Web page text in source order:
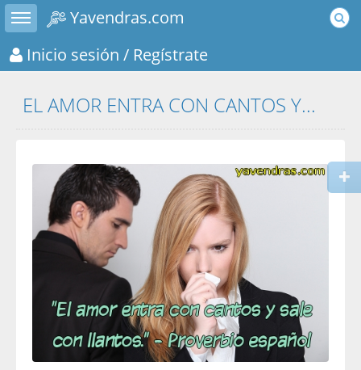
Toggle sidebar
Yavendras.com
Inicio sesión / Regístrate
EL AMOR ENTRA CON CANTOS Y...